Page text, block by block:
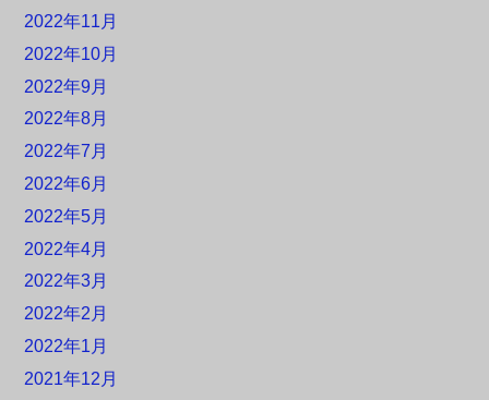
2022年11月
2022年10月
2022年9月
2022年8月
2022年7月
2022年6月
2022年5月
2022年4月
2022年3月
2022年2月
2022年1月
2021年12月